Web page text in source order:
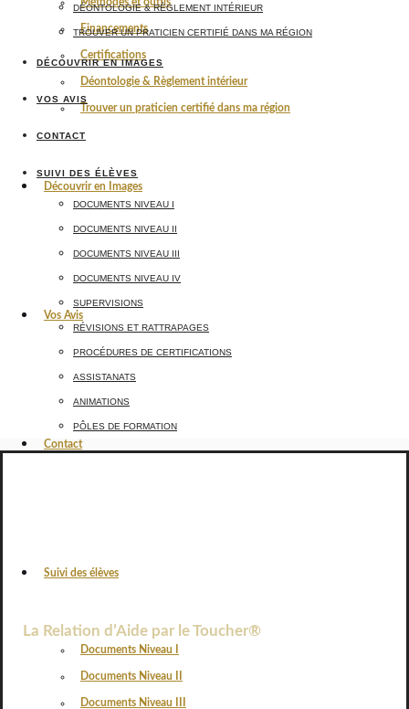
Financements
Certifications
Déontologie & Règlement intérieur
Trouver un praticien certifié dans ma région
Découvrir en Images
Vos Avis
Contact
Suivi des élèves
Documents Niveau I
Documents Niveau II
Documents Niveau III
DÉONTOLOGIE & RÈGLEMENT INTÉRIEUR
TROUVER UN PRATICIEN CERTIFIÉ DANS MA RÉGION
DÉCOUVRIR EN IMAGES
VOS AVIS
CONTACT
SUIVI DES ÉLÈVES
DOCUMENTS NIVEAU I
DOCUMENTS NIVEAU II
DOCUMENTS NIVEAU III
DOCUMENTS NIVEAU IV
SUPERVISIONS
RÉVISIONS ET RATTRAPAGES
PROCÉDURES DE CERTIFICATIONS
ASSISTANATS
ANIMATIONS
PÔLES DE FORMATION
La Relation d’Aide par le Toucher®